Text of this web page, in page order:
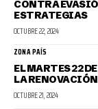
CONTRA
ESTRATEGIAS
OCTUBRE 22, 2024
ZONA PAÍS
EL MARTES 22
LA
OCTUBRE 21, 2024